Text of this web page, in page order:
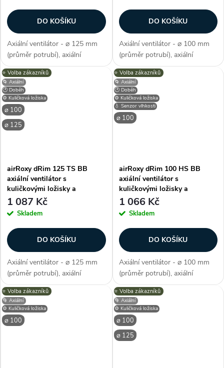
DO KOŠÍKU
Axiální ventilátor - ⌀ 125 mm
(průměr potrubí), axiální
konstrukce, průtok vzduchu
140 m3/h, příkon 10 W, napětí
230 V, krytí IP X2, hlučnost 34
dB/A, max. provozní teplota
max....
DO KOŠÍKU
Axiální ventilátor - ⌀ 100 mm
(průměr potrubí), axiální
konstrukce, průtok vzduchu 93
m3/h, příkon 8 W, napětí 230 V,
krytí IP X2, hlučnost 26 dB/A,
max. provozní teplota max....
🕐 Doběh
⚙️ Kuličková ložiska
⌀ 100
⌀ 125
⭐️ Volba zákazníků
🌀 Axiální
airRoxy dRim 125 TS BB
axiální ventilátor s
kuličkovými ložisky a
časovým doběhem
1 087 Kč
Skladem
DO KOŠÍKU
Axiální ventilátor - ⌀ 125 mm
(průměr potrubí), axiální
konstrukce, průtok vzduchu
140 m3/h, příkon 10 W, napětí
230 V, krytí IP X2, hlučnost 34
dB/A, max. provozní teplota
max....
🕐 Doběh
⚙️ Kuličková ložiska
💧 Senzor vlhkosti
⌀ 100
⭐️ Volba zákazníků
🌀 Axiální
airRoxy dRim 100 HS BB
axiální ventilátor s
kuličkovými ložisky a
hygrostatem
1 066 Kč
Skladem
DO KOŠÍKU
Axiální ventilátor - ⌀ 100 mm
(průměr potrubí), axiální
konstrukce, průtok vzduchu 93
m3/h, příkon 8 W, napětí 230 V,
krytí IP X2, hlučnost 26 dB/A,
max. provozní teplota max....
⚙️ Kuličková ložiska
⌀ 100
⭐️ Volba zákazníků
🌀 Axiální
⚙️ Kuličková ložiska
⌀ 100
⌀ 125
⭐️ Volba zákazníků
🌀 Axiální